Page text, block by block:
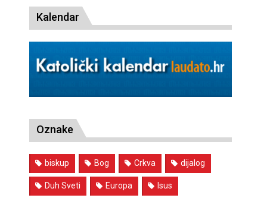
Kalendar
Oznake
biskup Bog Crkva dijalog
Duh Sveti Europa Isus